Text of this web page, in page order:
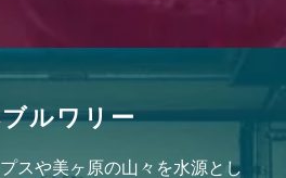
ルワリー
スや美ヶ原の山々を水源とし